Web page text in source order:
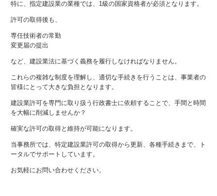
特に、指定建設業の業種では、1級の国家資格者が必須となります。
許可の取得後も、
専任技術者の常勤
変更届の提出
など、建設業法に基づく義務を履行しなければなりません。
これらの複雑な制度を理解し、適切な手続きを行うことは、事業者の
皆様にとって大きな負担となります。
建設業許可を専門に取り扱う行政書士に依頼することで、手間と時間
を大幅に削減しませんか？
確実な許可の取得と維持が可能になります。
当事務所では、特定建設業許可の取得から更新、各種手続きまで、ト
ータルでサポートしています。
お気軽にお問い合わせください。